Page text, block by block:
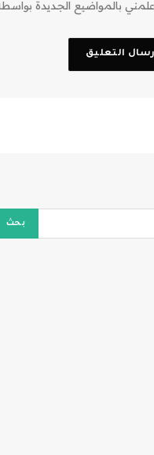
بالمواضيع الجديدة بواسطة